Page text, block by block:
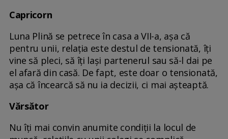
Capricorn
Luna Plină se petrece în casa a VII-a, așa că
pentru unii, relația este destul de tensionată, îți
vine să pleci, să îți lași partenerul sau să-l dai pe
el afară din casă. De fapt, este doar o tensionată,
așa că încearcă să nu ia decizii, ci mai așteaptă.
Vărsător
Nu îți mai convin anumite condiții la locul de